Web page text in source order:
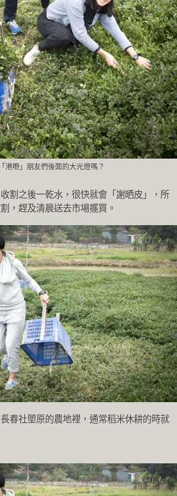
港嘢」朋友們後面的大光燈嗎？
割之後一乾水，很快就會「謝晒皮」，所
，趕及清晨送去市場擺買。
春社塱原的農地裡，通常稻米休耕的時就